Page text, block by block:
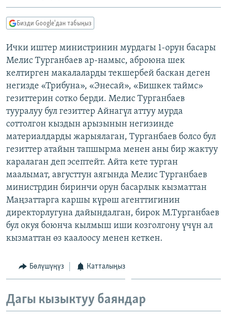
ЭКСПЕРТТЕР ТАЛДАЙТ
БИЗ ЖАНА ДҮЙНӨ
ДАНИСТЕ
ЭЖЕ-СИҢДИЛЕР
АЗАТТЫК+
ЫҢГАЙСЫЗ СУРООЛОР
ӨЗГӨЧӨ ПИКИР
Русский
ОНЛАЙН ШЕРИНЕ
ЭЕ/АРнун бардык сайттары
Бизди Google'дан табыңыз
Ички иштер министринин мурдагы 1-орун басары
Мелис Турганбаев ар-намыс, аброюна шек
келтирген макалаларды текшербей баскан деген
негизде «Трибуна», «Энесай», «Бишкек таймс»
гезиттерин сотко берди. Мелис Турганбаев
тууралуу бул гезиттер Айнагүл аттуу мурда
соттолгон кыздын арызынын негизинде
материалдарды жарыялаган, Турганбаев болсо бул
гезиттер атайын тапшырма менен аны бир жактуу
каралаган деп эсептейт. Айта кете турган
маалымат, августтун аягында Мелис Турганбаев
министрдин биринчи орун басарлык кызматтан
Маңзаттарга каршы күрөш агенттигинин
директорлугуна дайындалган, бирок М.Турганбаев
бул окуя боюнча кылмыш иши козголгону үчүн ал
кызматтан өз каалоосу менен кеткен.
Бөлүшүңүз Катталыңыз
Дагы кызыктуу баяндар